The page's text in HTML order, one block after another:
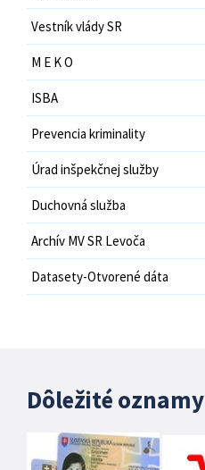
Vestník vlády SR
M E K O
ISBA
Prevencia kriminality
Úrad inšpekčnej služby
Duchovná služba
Archív MV SR Levoča
Datasety-Otvorené dáta
Dôležité oznamy